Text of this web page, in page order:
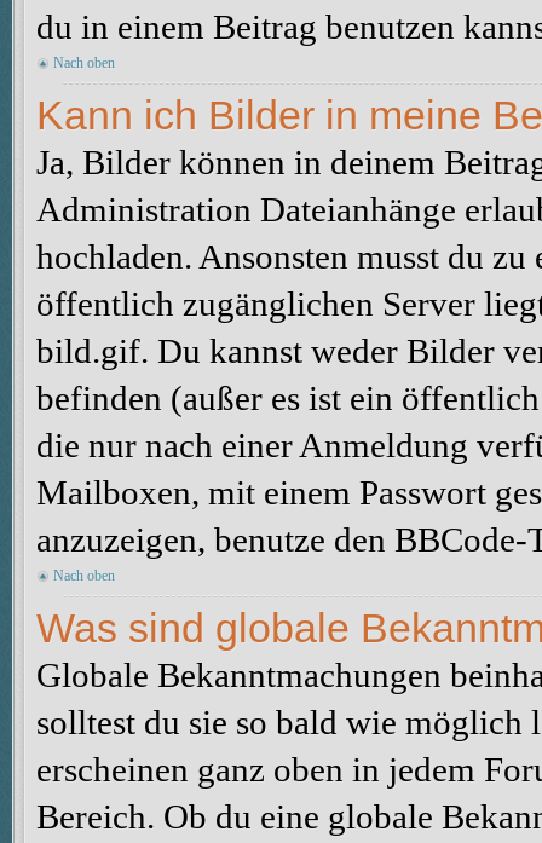
du in einem Beitrag benutzen
Nach oben
Kann ich Bilder in meine
Ja, Bilder können in deinem
Administration Dateianhänge
hochladen. Ansonsten musst du
öffentlich zugänglichen Server
bild.gif. Du kannst weder Bilder
befinden (außer es ist ein
die nur nach einer Anmeldung
Mailboxen, mit einem Passwort
anzuzeigen, benutze den
Nach oben
Was sind globale
Globale Bekanntmachungen
solltest du sie so bald wie möglich
erscheinen ganz oben in jedem
Bereich. Ob du eine globale